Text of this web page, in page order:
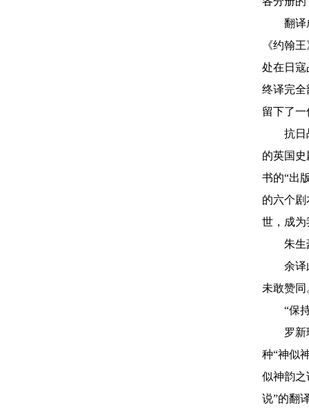
翻译
《约翰
处在日寇
终译完全
留下了
抗日
的英国
书的“出
的六个
世，成为
朱生
余译
未敢赞同
“保
罗新
种“神似
似神韵之
说”的翻